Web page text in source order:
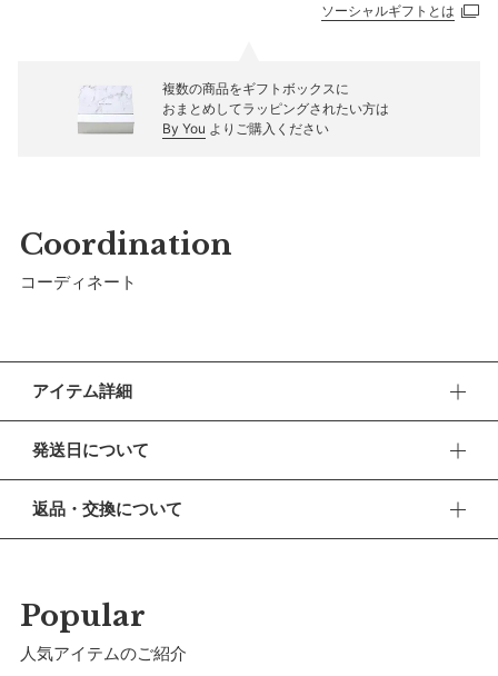
ソーシャルギフトとは
複数の商品をギフトボックスに
おまとめしてラッピングされたい方は
By You よりご購入ください
Coordination
コーディネート
アイテム詳細
もたちへMARLMARLが贈るスクールグッズシリーズ。
【デザイン】表布にステッチのない上品な印象のシューズバッ
【仕様／機能】裏地のみを簡単に引き出すことができ、底に溜
まった砂や埃を手軽に取り除くことが可能。日々のお手入れや
洗濯前の煩わしさが軽減されます。
発送日について
休業期間 2026年8月13日(木) 〜 16日(日)
おります。
【お問い合わせ・発送の再開について】
返品・交換について
ずご連絡ください。
■ お客様都合による返品・交換
Popular
人気アイテムのご紹介